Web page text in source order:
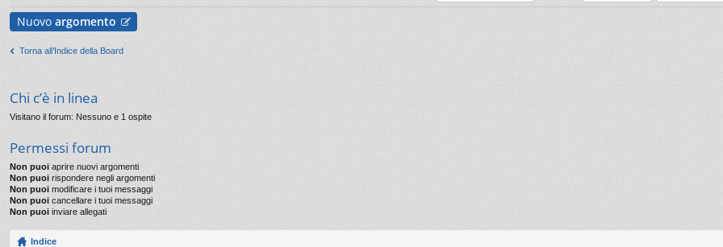
Nuovo argomento
Torna all’Indice della Board
Chi c’è in linea
Visitano il forum: Nessuno e 1 ospite
Permessi forum
Non puoi aprire nuovi argomenti
Non puoi rispondere negli argomenti
Non puoi modificare i tuoi messaggi
Non puoi cancellare i tuoi messaggi
Non puoi inviare allegati
Indice